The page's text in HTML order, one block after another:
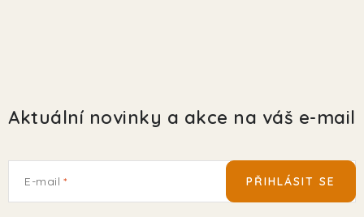
Aktuální novinky a akce na váš e-mail
E-mail PŘIHLÁSIT SE